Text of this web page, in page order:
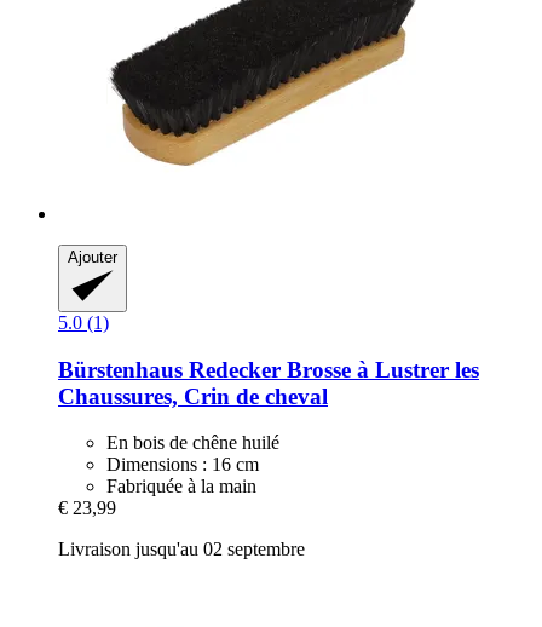
Ajouter
5.0 (1)
Bürstenhaus Redecker Brosse à Lustrer les
Chaussures, Crin de cheval
En bois de chêne huilé
Dimensions : 16 cm
Fabriquée à la main
€ 23,99
Livraison jusqu'au 02 septembre